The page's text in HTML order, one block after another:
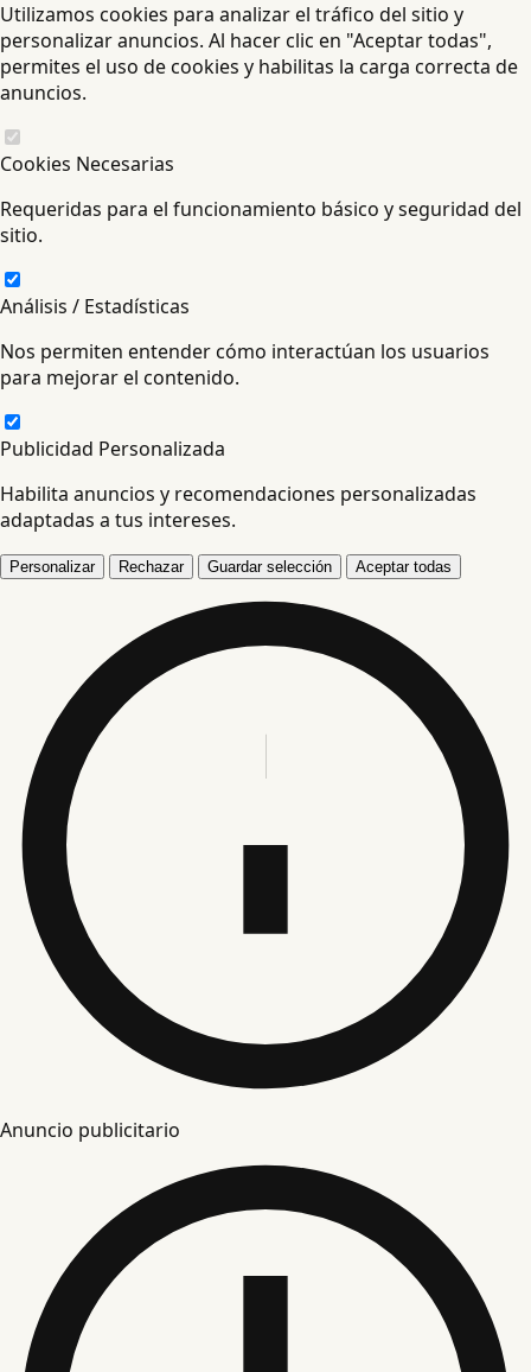
Utilizamos cookies para analizar el tráfico del sitio y
personalizar anuncios. Al hacer clic en "Aceptar todas",
permites el uso de cookies y habilitas la carga correcta de
anuncios.
Cookies Necesarias
Requeridas para el funcionamiento básico y seguridad del
sitio.
Análisis / Estadísticas
Nos permiten entender cómo interactúan los usuarios
para mejorar el contenido.
Publicidad Personalizada
Habilita anuncios y recomendaciones personalizadas
adaptadas a tus intereses.
Personalizar Rechazar Guardar selección Aceptar todas
Anuncio publicitario